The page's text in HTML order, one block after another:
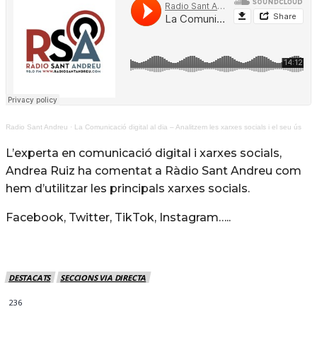
Radio Sant Andreu · La Comunicació digital al dia – Analitzem les xarxes socials i el seu ús
L’experta en comunicació digital i xarxes socials,
Andrea Ruiz ha comentat a Ràdio Sant Andreu com
hem d’utilitzar les principals xarxes socials.
Facebook, Twitter, TikTok, Instagram…..
DESTACATS SECCIONS VIA DIRECTA
236